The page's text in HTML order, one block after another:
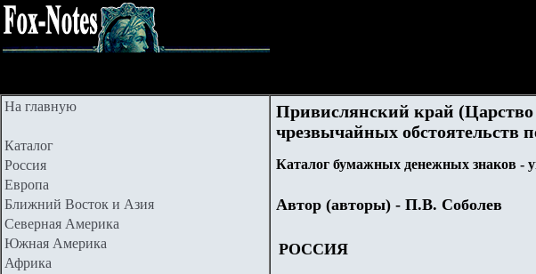
На главную
Каталог
Россия
Европа
Ближний Восток и Азия
Северная Америка
Южная Америка
Африка
Привислянский край
чрезвычайных
Каталог бумажных денежных знаков -
Автор (авторы) - П.В. Соболев
РОССИЯ